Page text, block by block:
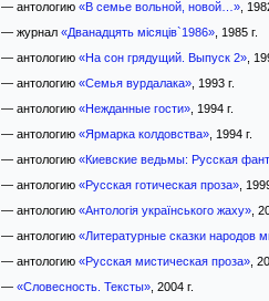
— антологию «В семье вольной, новой…»,
— журнал «Дванадцять місяців`1986», 1985 г.
— антологию «На сон грядущий. Выпуск 2»,
— антологию «Семья вурдалака», 1993 г.
— антологию «Нежданные гости», 1994 г.
— антологию «Ярмарка колдовства», 1994 г.
— антологию «Киевские ведьмы: Русская
— антологию «Русская готическая проза»,
— антологию «Антологія українського жаху»,
— антологию «Литературные сказки народов
— антологию «Русская мистическая проза»,
— «Словесность. Тексты», 2004 г.